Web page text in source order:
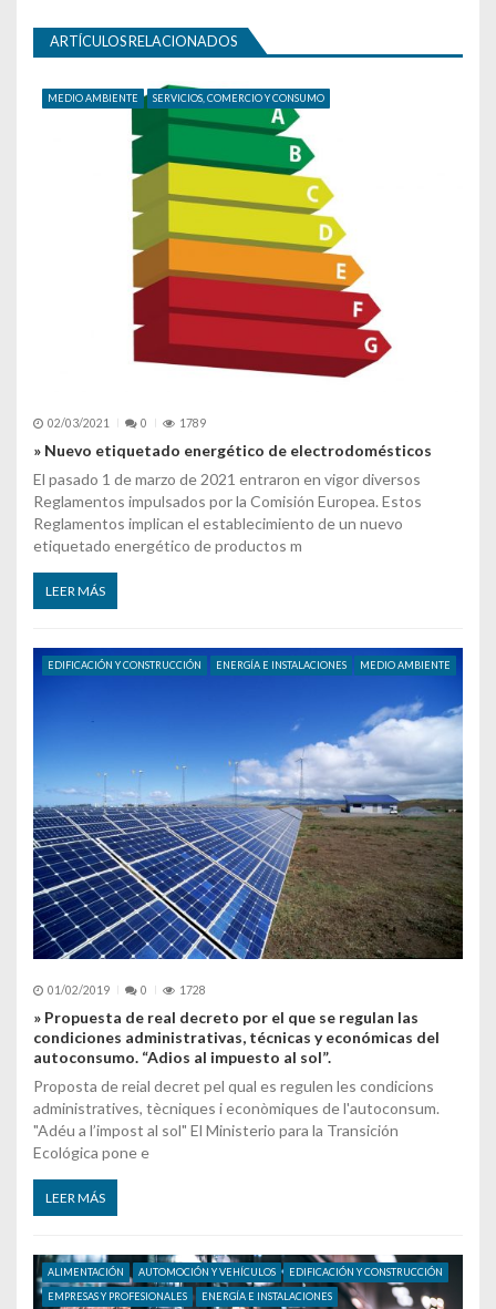
ARTÍCULOS RELACIONADOS
MEDIO AMBIENTE SERVICIOS, COMERCIO Y CONSUMO
02/03/2021 0 1789
» Nuevo etiquetado energético de electrodomésticos
El pasado 1 de marzo de 2021 entraron en vigor diversos
Reglamentos impulsados por la Comisión Europea. Estos
Reglamentos implican el establecimiento de un nuevo
etiquetado energético de productos m
LEER MÁS
EDIFICACIÓN Y CONSTRUCCIÓN ENERGÍA E INSTALACIONES MEDIO AMBIENTE
01/02/2019 0 1728
» Propuesta de real decreto por el que se regulan las
condiciones administrativas, técnicas y económicas del
autoconsumo. “Adios al impuesto al sol”.
Proposta de reial decret pel qual es regulen les condicions
administratives, tècniques i econòmiques de l'autoconsum.
"Adéu a l’impost al sol" El Ministerio para la Transición
Ecológica pone e
LEER MÁS
ALIMENTACIÓN AUTOMOCIÓN Y VEHÍCULOS
EDIFICACIÓN Y CONSTRUCCIÓN
EMPRESAS Y PROFESIONALES
ENERGÍA E INSTALACIONES